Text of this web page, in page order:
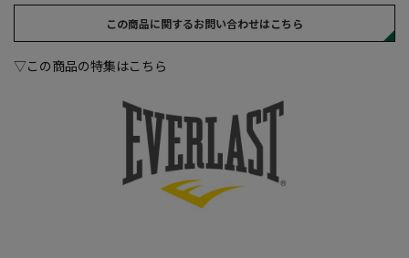
この商品に関するお問い合わせはこちら
▽この商品の特集はこちら